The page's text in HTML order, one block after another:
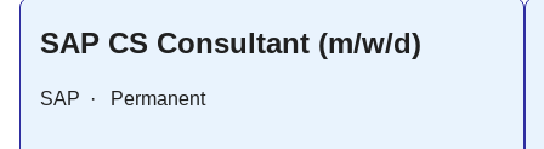
SAP CS Consultant (m/w/d)
SAP · Permanent